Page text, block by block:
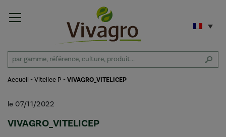
Accueil -Vitelice P -VIVAGRO_VITELICEP
le 07/11/2022
VIVAGRO_VITELICEP